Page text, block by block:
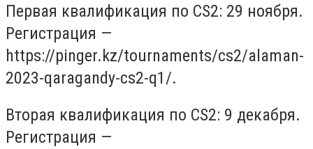
Первая квалификация по CS2: 29 ноября.
Регистрация —
https://pinger.kz/tournaments/cs2/alaman-
2023-qaragandy-cs2-q1/.
Вторая квалификация по CS2: 9 декабря.
Регистрация —